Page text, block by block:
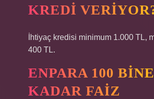
KREDI
İhtiyaç kredisi minimum 1.000 TL,
400 TL.
ENPARA 100
KADAR FAIZ